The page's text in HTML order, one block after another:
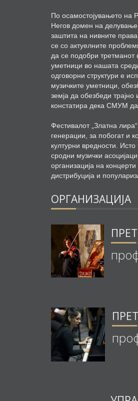
По осамостојувањето на
Негов домен на делување
заштита на нивните
се со актуелните
да се подобри третманот
уметници во нашата
одговорни структури е
музичките уметници,
земја да обезбеди
констатира дека СМУМ
Фестивалот „Златна
генерации, за побогат и
културни вредности.
сродни музички
организација на
дистрибуција и
ОРГАНИЗАЦИЈА